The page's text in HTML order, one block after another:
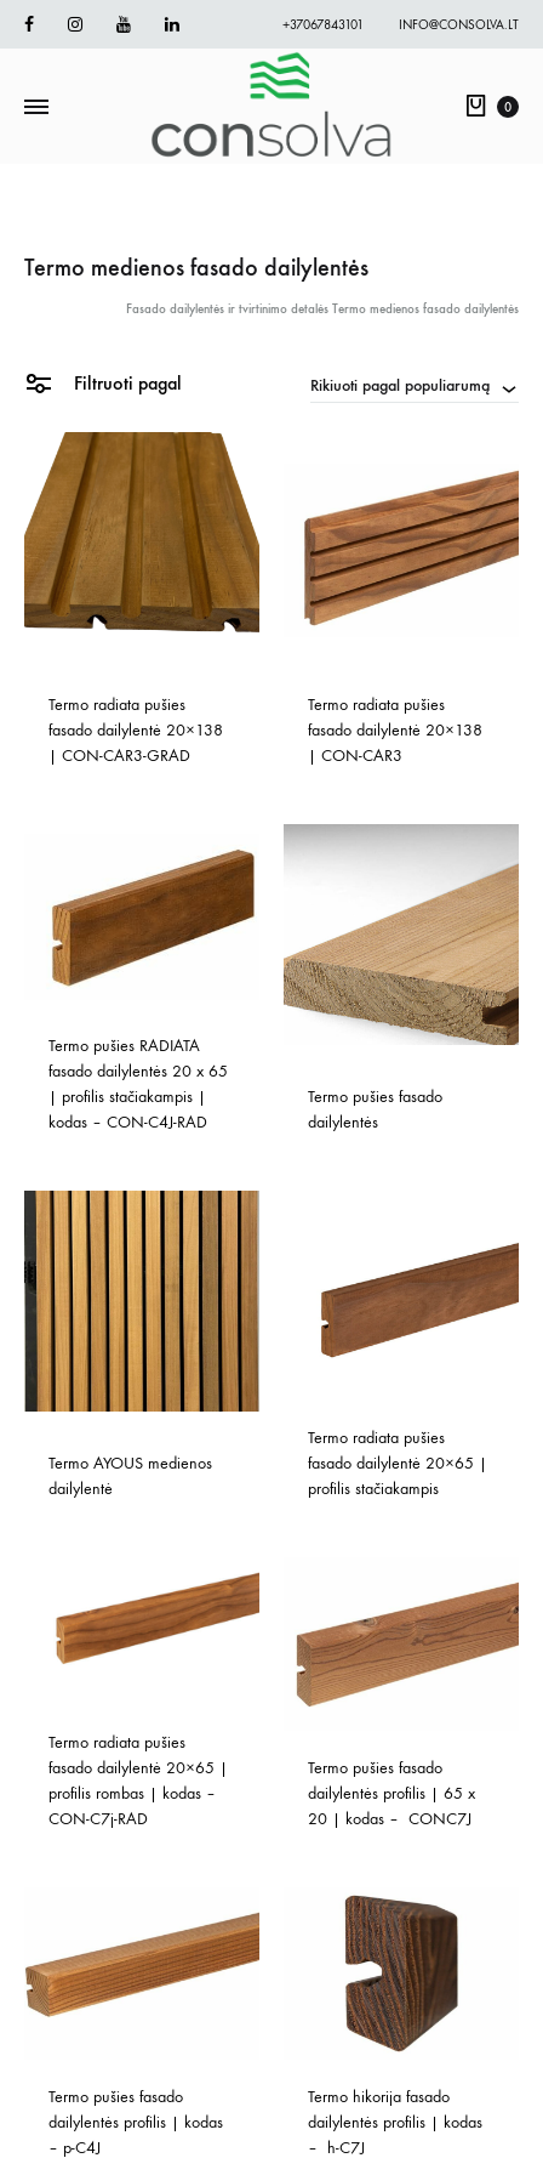
FacebookInstagramYoutubeLinkedin +37067843101 INFO@CONSOLVA.LT
0
Termo medienos fasado dailylentės
Fasado dailylentės ir tvirtinimo detalės Termo medienos fasado dailylentės
Filtruoti pagal Rikiuoti pagal populiarumą
Termo radiata pušies
fasado dailylentė 20×138
| CON-CAR3-GRAD
Termo radiata pušies
fasado dailylentė 20×138
| CON-CAR3
Termo pušies RADIATA
fasado dailylentės 20 x 65
| profilis stačiakampis |
kodas – CON-C4J-RAD
Termo pušies fasado
dailylentės
Termo AYOUS medienos
dailylentė
Termo radiata pušies
fasado dailylentė 20×65 |
profilis stačiakampis
Termo radiata pušies
fasado dailylentė 20×65 |
profilis rombas | kodas –
CON-C7j-RAD
Termo pušies fasado
dailylentės profilis | 65 x
20 | kodas –  CONC7J
Termo pušies fasado
dailylentės profilis | kodas
– p-C4J
Termo hikorija fasado
dailylentės profilis | kodas
–  h-C7J